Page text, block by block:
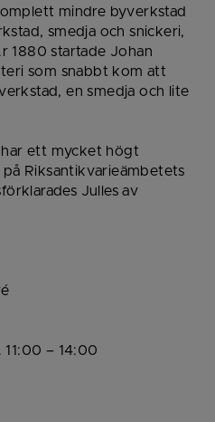
mindre byverkstad
smedja och snickeri,
1880 startade Johan
som snabbt kom att
en smedja och lite
ett mycket högt
Riksantikvarieämbetets
Julles av
– 14:00